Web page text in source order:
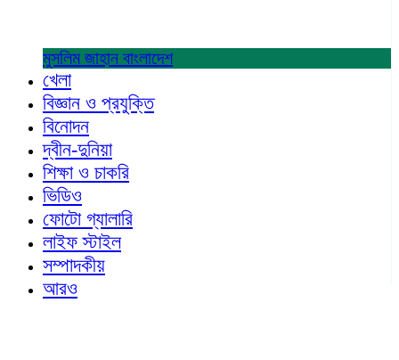
মুসলিম জাহান বাংলাদেশ
খেলা
বিজ্ঞান ও প্রযুক্তি
বিনোদন
দ্বীন-দুনিয়া
শিক্ষা ও চাকরি
ভিডিও
ফোটো গ্যালারি
লাইফ স্টাইল
সম্পাদকীয়
আরও